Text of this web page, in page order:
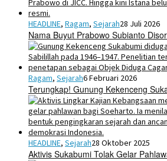
HEADLINE, Ragam, Sejarah28 Juli 2026
Nama Buyut Prabowo Subianto
Ragam, Sejarah6 Februari 2026
Terungkap! Gunung Kekenceng
HEADLINE, Sejarah28 Oktober 2025
Aktivis Sukabumi Tolak Gelar